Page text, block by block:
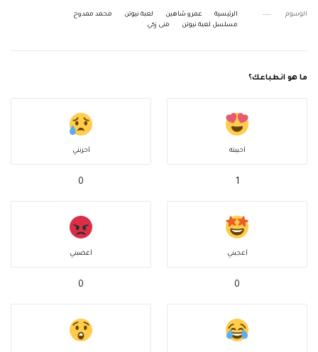
الوسوم الرئيسية عمرو شاهين لعبة نيوتن
محمد ممدوح
مسلسل لعبة نيوتن
منى زكي
ما هو انطباعك؟
أحببته
1
أحزنني
0
أعجبني
0
أغضبني
0